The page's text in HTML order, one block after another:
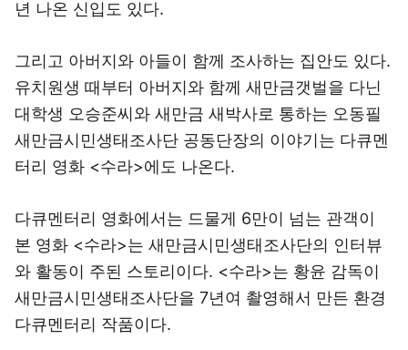
년 나온 신입도 있다.
그리고 아버지와 아들이 함께 조사하는 집안도 있다.
유치원생 때부터 아버지와 함께 새만금갯벌을 다닌
대학생 오승준씨와 새만금 새박사로 통하는 오동필
새만금시민생태조사단 공동단장의 이야기는 다큐멘
터리 영화 <수라>에도 나온다.
다큐멘터리 영화에서는 드물게 6만이 넘는 관객이
본 영화 <수라>는 새만금시민생태조사단의 인터뷰
와 활동이 주된 스토리이다. <수라>는 황윤 감독이
새만금시민생태조사단을 7년여 촬영해서 만든 환경
다큐멘터리 작품이다.